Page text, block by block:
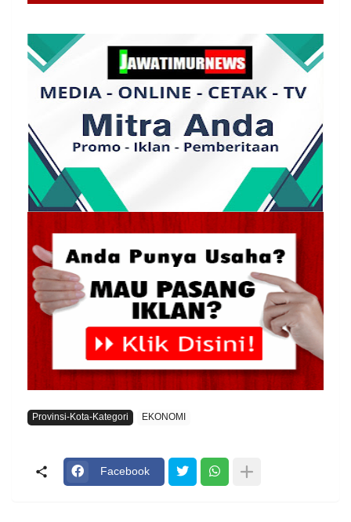
Provinsi-Kota-Kategori EKONOMI
Facebook